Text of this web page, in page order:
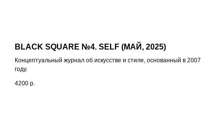
BLACK SQUARE №4. SELF (МАЙ, 2025)
Концептуальный журнал об искусстве и стиле, основанный в 2007
году.
4200 р.